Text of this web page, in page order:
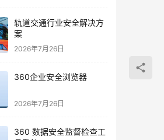
轨道交通行业安全解决方
案
2026年7月26日
360企业安全浏览器
2026年7月26日
360 数据安全监督检查工